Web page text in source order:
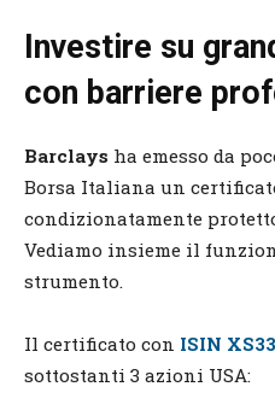
Investire su
con barriere
Barclays ha emesso da
Borsa Italiana un
condizionatamente
Vediamo insieme il
strumento.
Il certificato con ISIN
sottostanti 3 azioni USA: